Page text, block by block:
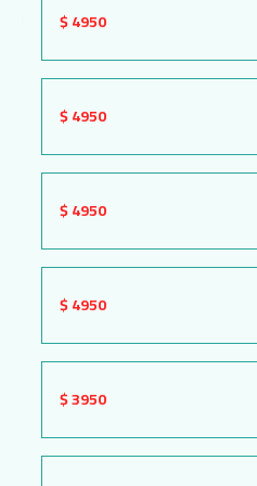
4950 $
4950 $
4950 $
4950 $
3950 $